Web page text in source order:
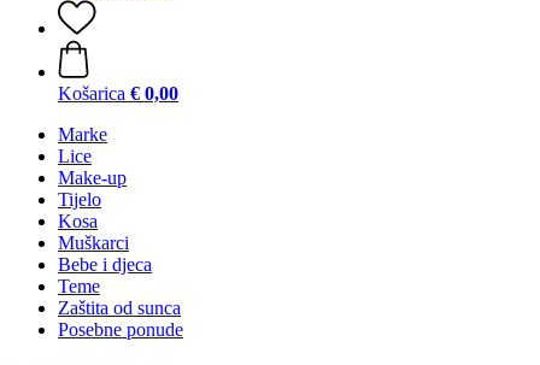
Košarica € 0,00
Marke
Lice
Make-up
Tijelo
Kosa
Muškarci
Bebe i djeca
Teme
Zaštita od sunca
Posebne ponude